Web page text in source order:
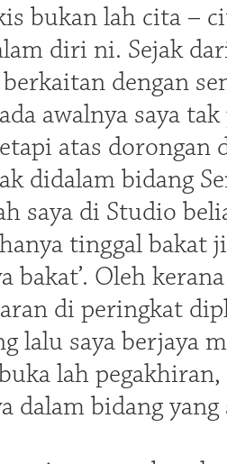
bukan lah cita –
diri ni. Sejak
dengan
awalnya saya
atas dorongan
didalam bidang
saya di Studio
tinggal
bakat’. Oleh
di peringkat
lalu saya berjaya
lah
dalam bidang